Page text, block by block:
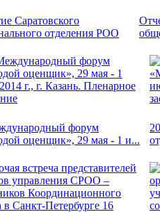
Саратовского
отделения РОО
форум
оценщик», 29 мая - 1 и...